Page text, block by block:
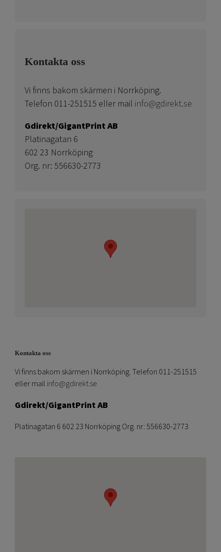
Kontakta oss
Vi finns bakom skärmen i Norrköping.
Telefon 011-251515 eller mail info@gdirekt.se
Gdirekt/GigantPrint AB
Platinagatan 6
602 23 Norrköping
Org. nr: 556630-2773
Kontakta oss
Vi finns bakom skärmen i Norrköping. Telefon 011-251515
eller mail info@gdirekt.se
Gdirekt/GigantPrint AB
Platinagatan 6 602 23 Norrköping Org. nr: 556630-2773